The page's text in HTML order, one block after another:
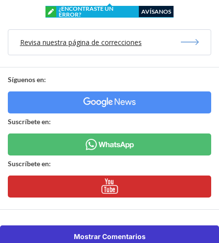
¿ENCONTRASTE UN
ERROR?
AVÍSANOS
Revisa nuestra página de correcciones
Síguenos en:
Suscríbete en:
Suscríbete en:
Mostrar Comentarios